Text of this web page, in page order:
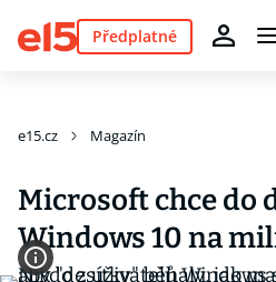
Předplatné
e15.cz Magazín
Microsoft chce do
Windows 10 na